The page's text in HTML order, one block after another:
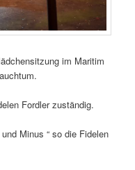
im Maritim
Fordler zuständig.
Minus “ so die Fidelen